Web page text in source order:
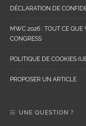
DÉCLARATION DE
MWC 2026 : TOUT CE
CONGRESS
POLITIQUE DE COOKIES
PROPOSER UN ARTICLE
UNE QUESTION ?